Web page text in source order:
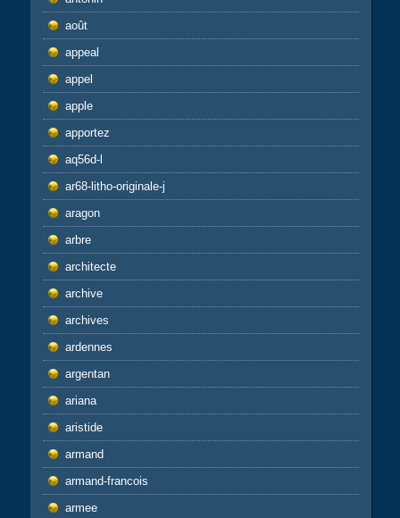
août
appeal
appel
apple
apportez
aq56d-l
ar68-litho-originale-j
aragon
arbre
architecte
archive
archives
ardennes
argentan
ariana
aristide
armand
armand-francois
armee